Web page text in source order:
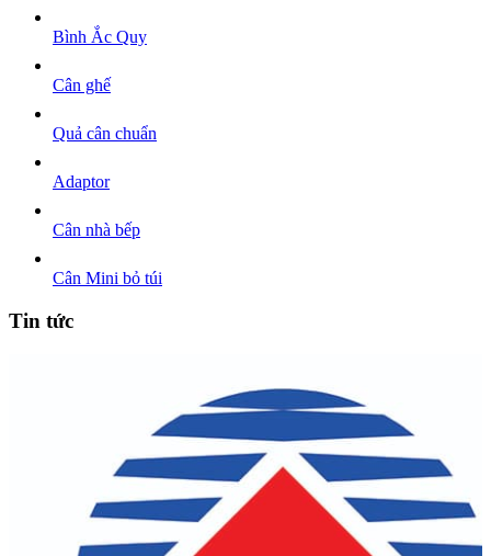
Bình Ắc Quy
Cân ghế
Quả cân chuẩn
Adaptor
Cân nhà bếp
Cân Mini bỏ túi
Tin tức